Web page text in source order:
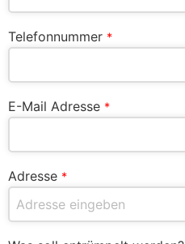
Telefonnummer *
E-Mail Adresse *
Adresse *